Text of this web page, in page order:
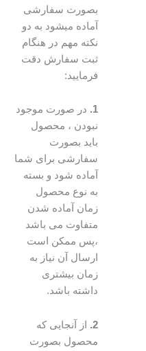
بصورت سفارشی
آماده میشود به دو
نکته مهم در هنگام
ثبت سفارش دقت
در صورت موجود
نبودن ، محصول
باید بصورت
سفارشی برای شما
آماده شود و بسته
به نوع محصول
زمان آماده شدن
متفاوت می باشد
،پس ممکن است
ارسال آن نیاز به
زمان بیشتری
داشته باشد.
از آنجایی که
محصول بصورت